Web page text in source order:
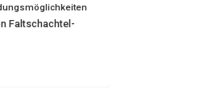
Faltschachtel-